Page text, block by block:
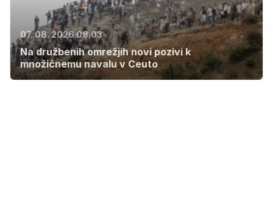
07. 08. 2026 08.03
Na družbenih omrežjih novi pozivi k
množičnemu navalu v Ceuto